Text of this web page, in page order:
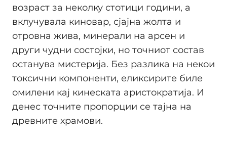
возраст за неколку стотици години, а
вклучувала киновар, сјајна жолта и
отровна жива, минерали на арсен и
други чудни состојки, но точниот состав
останува мистерија. Без разлика на некои
токсични компоненти, еликсирите биле
омилени кај кинеската аристократија. И
денес точните пропорции се тајна на
древните храмови.